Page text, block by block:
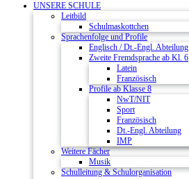
UNSERE SCHULE
Leitbild
Schulmaskottchen
Sprachenfolge und Profile
Englisch / Dt.-Engl. Abteilung
Zweite Fremdsprache ab Kl. 6
Latein
Französisch
Profile ab Klasse 8
NwT/NIT
Sport
Französisch
Dt.-Engl. Abteilung
IMP
Weitere Fächer
Musik
Schulleitung & Schulorganisation